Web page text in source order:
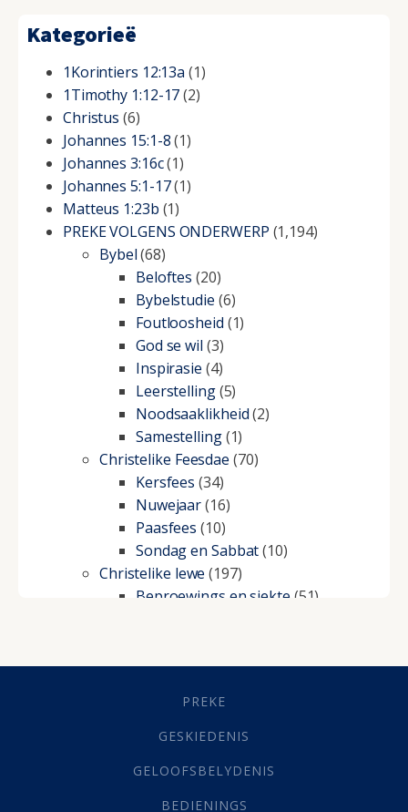
Kategorieë
1Korintiers 12:13a (1)
1Timothy 1:12-17(2)
Christus (6)
Johannes 15:1-8(1)
Johannes 3:16c(1)
Johannes 5:1-17(1)
Matteus 1:23b (1)
PREKE VOLGENS ONDERWERP (1,194)
Bybel(68)
Beloftes (20)
Bybelstudie (6)
Foutloosheid (1)
God se wil (3)
Inspirasie (4)
Leerstelling(5)
Noodsaaklikheid(2)
Samestelling(1)
Christelike Feesdae (70)
Kersfees (34)
Nuwejaar(16)
Paasfees (10)
Sondag en Sabbat(10)
Christelike lewe (197)
Beproewings en siekte (51)
Geestelike Groei(10)
(21)
Grys Areas(4)
Lewensdoel(3)
Selfondersoek(1)
PREKE
GESKIEDENIS
GELOOFSBELYDENIS
BEDIENINGS